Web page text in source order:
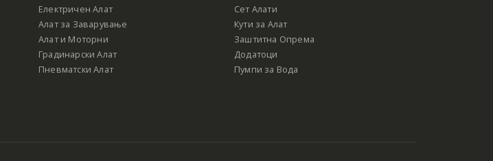
Електричен Алат
Алат за Заварување
Алат и Моторни
Градинарски Алат
Пневматски Алат
Сет Алати
Кути за Алат
Заштитна Опрема
Додатоци
Пумпи за Вода